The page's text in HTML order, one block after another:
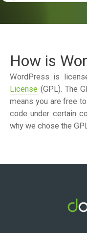
How is
WordPress is
License (GPL). The
means you are free
code under certain
why we chose the